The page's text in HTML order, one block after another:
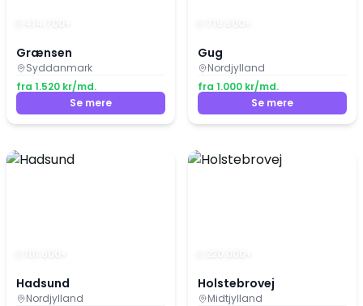
Grænsen
Syddanmark
fra 1.520 kr/md.
Se mere
Gug
Nordjylland
fra 1.000 kr/md.
Se mere
Hadsund
Nordjylland
Holstebrovej
Midtjylland